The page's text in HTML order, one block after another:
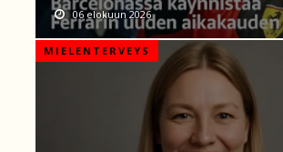
06 elokuun 2026
MIELENTERVEYS